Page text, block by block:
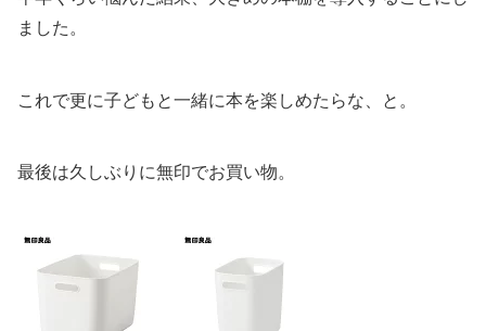
ました。
これで更に子どもと一緒に本を楽しめたらな、と。
最後は久しぶりに無印でお買い物。